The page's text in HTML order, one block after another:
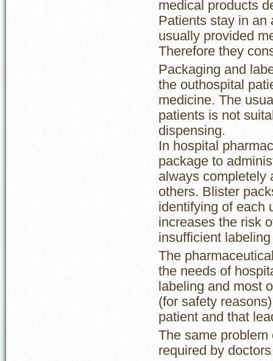
medical products
Patients stay in an
usually provided
Therefore they
Packaging and
the outhospital
medicine. The
patients is not
dispensing.
In hospital
package to
always completely
others. Blister
identifying of each
increases the risk
insufficient
The
the needs of
labeling and most
(for safety
patient and that
The same
required by